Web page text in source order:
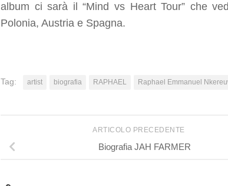
album ci sarà il “Mind vs Heart Tour” che
Polonia, Austria e Spagna.
Tag: artist biografia RAPHAEL Raphael Emmanuel
ARTICOLO PRECEDENTE
Biografia JAH FARMER